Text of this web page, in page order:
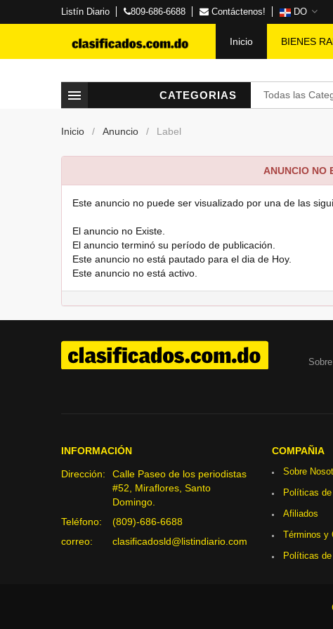
Listín Diario 809-686-6688 Contáctenos! DO
Inicio BIENES
CATEGORIAS Todas las
Inicio Anuncio Label
ANUNCIO NO
Este anuncio no puede ser visualizado por una de las
El anuncio no Existe.
El anuncio terminó su período de publicación.
Este anuncio no está pautado para el dia de Hoy.
Este anuncio no está activo.
INFORMACIÓN
Dirección:
Calle Paseo de los periodistas
#52, Miraflores, Santo
Domingo.
Teléfono:
(809)-686-6688
correo:
clasificadosld@listindiario.com
COMPAÑIA
Sobre
Políticas
Afiliados
Términos y
Políticas